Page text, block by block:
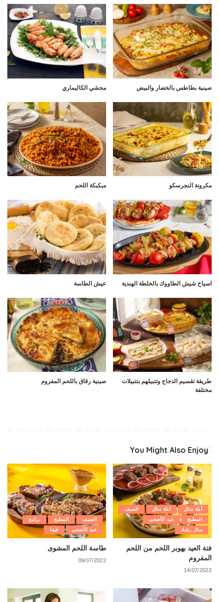
صينية بطاطس بالخضار والبيض محشي الكاليماري
مكرونة النجرسكو مبكبكة اللحم
اسياخ شيش الطاووك بالخلطة الهندية عيش الطاسة
طريقة تقسيم الدجاج وتتبيلهم بتتبيلات
مختلفة
صينية رقاق باللحم المفروم
You Might Also Enjoy
أبلة منال ابلة منال
الصيف
المطبخ
عيد الأضحى
منال رشاد
فتة العيد بهوبر اللحم من اللحم
المفروم
14/07/2022
الصيف المطبخ
برامج
عيد الأضحى
فيفا
طاسة اللحم المشوى
09/07/2022